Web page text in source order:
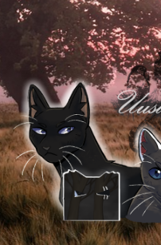
Siirry
sisältöön